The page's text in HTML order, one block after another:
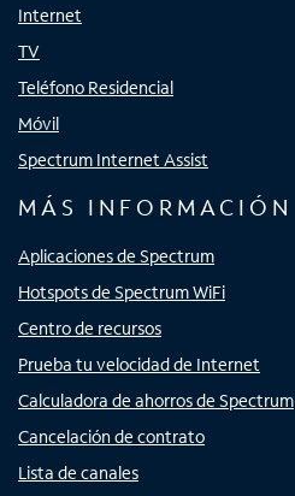
Internet
TV
Teléfono Residencial
Móvil
Spectrum Internet Assist
MÁS INFORMACIÓN
Aplicaciones de Spectrum
Hotspots de Spectrum WiFi
Centro de recursos
Prueba tu velocidad de Internet
Calculadora de ahorros de Spectrum
Cancelación de contrato
Lista de canales